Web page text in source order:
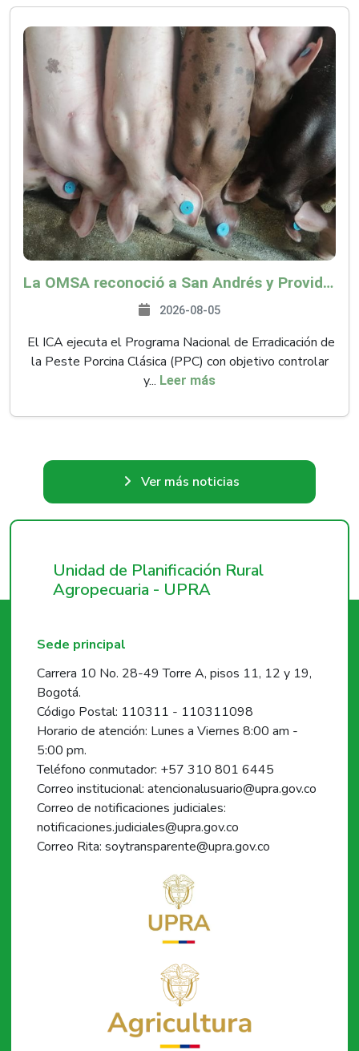
La OMSA reconoció a San Andrés y Providencia como zona libre de Peste Porcina Clásica (PPC)
2026-08-05
El ICA ejecuta el Programa Nacional de Erradicación de
la Peste Porcina Clásica (PPC) con objetivo controlar
y... Leer más
Ver más noticias
Unidad de Planificación Rural
Agropecuaria - UPRA
Sede principal
Carrera 10 No. 28-49 Torre A, pisos 11, 12 y 19,
Bogotá.
Código Postal: 110311 - 110311098
Horario de atención: Lunes a Viernes 8:00 am -
5:00 pm.
Teléfono conmutador: +57 310 801 6445
Correo institucional: atencionalusuario@upra.gov.co
Correo de notificaciones judiciales:
notificaciones.judiciales@upra.gov.co
Correo Rita: soytransparente@upra.gov.co